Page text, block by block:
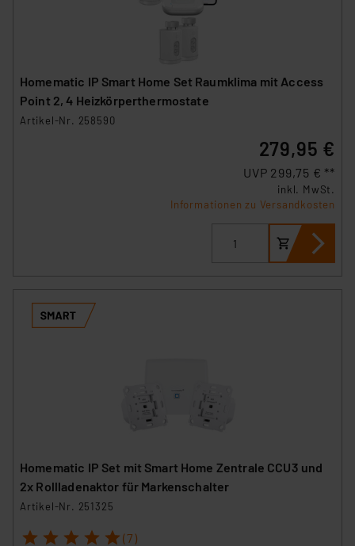
Homematic IP Smart Home Set Raumklima mit Access
Point 2, 4 Heizkörperthermostate
Artikel-Nr. 258590
279,95 €
UVP 299,75 € **
inkl. MwSt.
Informationen zu Versandkosten
Homematic IP Set mit Smart Home Zentrale CCU3 und
2x Rollladenaktor für Markenschalter
Artikel-Nr. 251325
1 2 3 4 5 (7)